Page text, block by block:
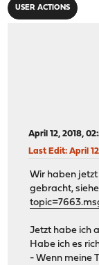
USER ACTIONS
April 12, 2018,
Last Edit: April
Wir haben jetzt
gebracht, siehe
Jetzt habe ich
Habe ich es
- Wenn meine